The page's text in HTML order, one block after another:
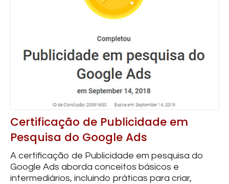
Certificação de Publicidade em
Pesquisa do Google Ads
A certificação de Publicidade em pesquisa do
Google Ads aborda conceitos básicos e
intermediários, incluindo práticas para criar,